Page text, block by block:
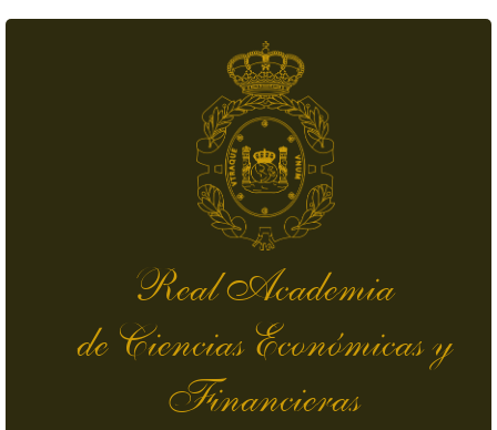
Real Academia
de Ciencias Económicas y
Financieras